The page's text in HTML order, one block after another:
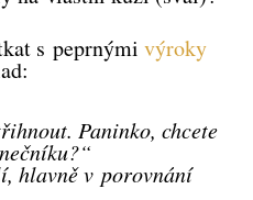
s peprnýmivýroky
Paninko, chcete
hlavně v porovnání